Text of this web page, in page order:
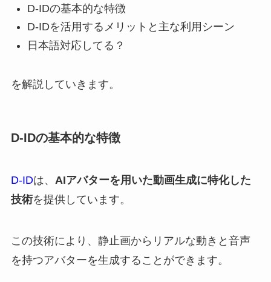
D-IDの基本的な特徴
D-IDを活用するメリットと主な利用シーン
日本語対応してる？
を解説していきます。
D-IDの基本的な特徴
D-IDは、 AIアバターを用いた動画生成に特化した
技術を提供しています。
この技術により、静止画からリアルな動きと音声
を持つアバターを生成することができます。